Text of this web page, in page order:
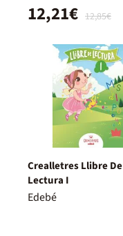
12,85€
12,21€
Crealletres Llibre De
Lectura I
Edebé